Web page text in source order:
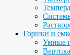
Горшки и
Умные